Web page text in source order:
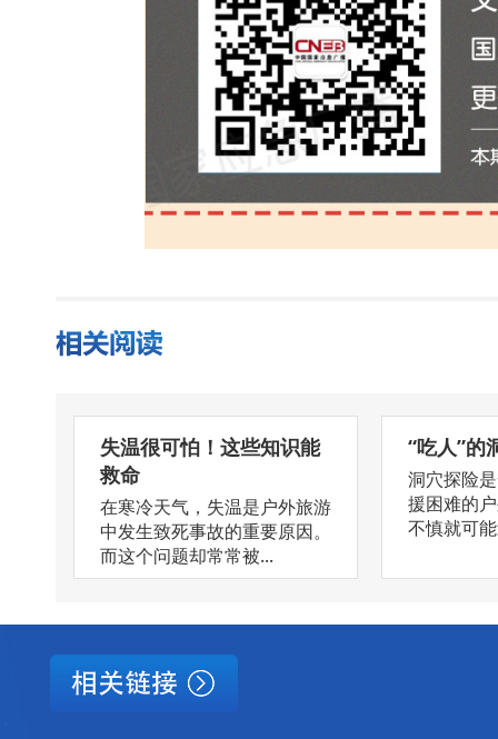
失温很可怕！这些知识能
救命
在寒冷天气，失温是户外旅游
中发生致死事故的重要原因。
而这个问题却常常被...
“吃人”的
洞穴探险
援困难的
不慎就可